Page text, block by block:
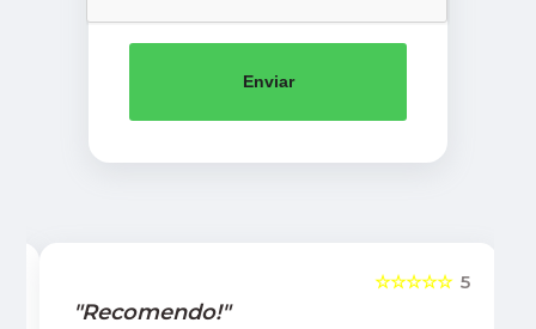
Enviar
5
☆☆☆☆☆
"Recomendo!"